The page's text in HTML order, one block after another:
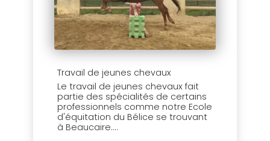
Travail de jeunes chevaux
Le travail de jeunes chevaux fait
partie des spécialités de certains
professionnels comme notre Ecole
d'équitation du Bélice se trouvant
à Beaucaire....